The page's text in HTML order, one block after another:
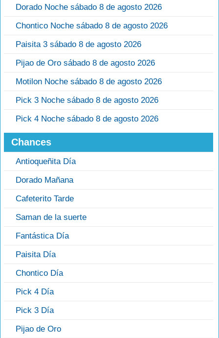
Dorado Noche sábado 8 de agosto 2026
Chontico Noche sábado 8 de agosto 2026
Paisita 3 sábado 8 de agosto 2026
Pijao de Oro sábado 8 de agosto 2026
Motilon Noche sábado 8 de agosto 2026
Pick 3 Noche sábado 8 de agosto 2026
Pick 4 Noche sábado 8 de agosto 2026
Chances
Antioqueñita Día
Dorado Mañana
Cafeterito Tarde
Saman de la suerte
Fantástica Día
Paisita Día
Chontico Día
Pick 4 Día
Pick 3 Día
Pijao de Oro